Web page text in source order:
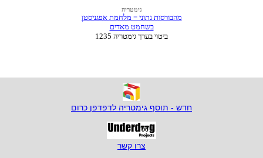
חדש - תוסף גימטריה לדפדפן כרום
צרו קשר